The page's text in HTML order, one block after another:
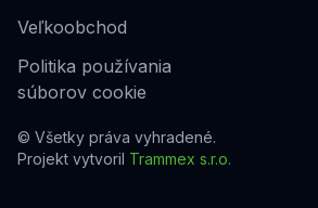
Veľkoobchod
Politika používania
súborov cookie
© Všetky práva vyhradené.
Projekt vytvoril Trammex s.r.o.